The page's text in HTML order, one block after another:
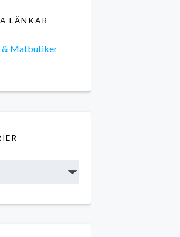
LÄNKAR
& Matbutiker